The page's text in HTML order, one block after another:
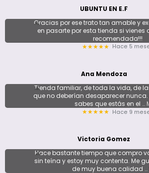
UBUNTU EN E.F
Gracias por ese trato tan amable y
en pasarte por esta tienda si vienes
recomendada!!!
★★★★★ Hace 5
Ana Mendoza
Tienda familiar, de toda la vida, de
que no deberían desaparecer
sabes que estás en el …
★★★★★ Hace 9
Victoria Gomez
Hace bastante tiempo que compro
sin teína y estoy muy contenta. Me
de muy buena calidad